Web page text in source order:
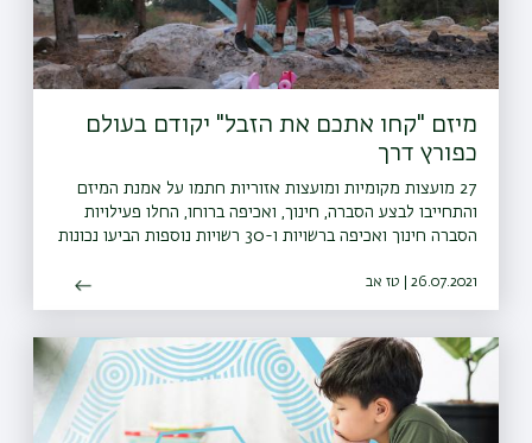
מיזם "קחו אתכם את הזבל" יקודם בעולם
כפורץ דרך
27 מועצות מקומיות ומועצות אזוריות חתמו על אמנת המיזם
והתחייבו לבצע הסברה, חינוך, ואכיפה ברוחו, החלו פעילויות
הסברה חינוך ואכיפה ברשויות ו-30 רשויות נוספות הביעו נכונות
26.07.2021 | טז אב